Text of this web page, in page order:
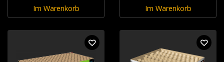
Im Warenkorb Im Warenkorb